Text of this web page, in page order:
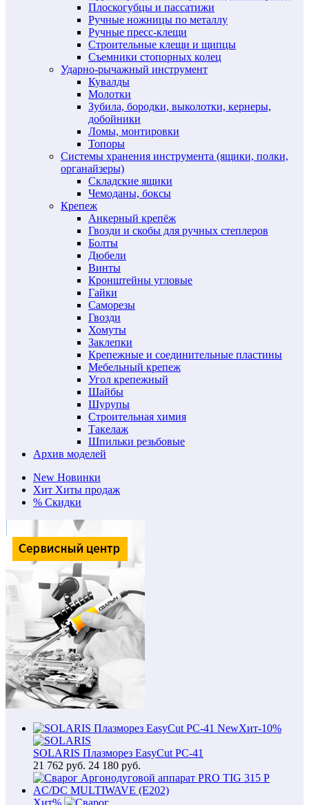
Плоскогубцы и пассатижи
Ручные ножницы по металлу
Ручные пресс-клещи
Строительные клещи и щипцы
Съемники стопорных колец
Ударно-рычажный инструмент
Кувалды
Молотки
Зубила, бородки, выколотки, кернеры,
добойники
Ломы, монтировки
Топоры
Системы хранения инструмента (ящики, полки,
органайзеры)
Складские ящики
Чемоданы, боксы
Крепеж
Анкерный крепёж
Гвозди и скобы для ручных степлеров
Болты
Дюбели
Винты
Кронштейны угловые
Гайки
Саморезы
Гвозди
Хомуты
Заклепки
Крепежные и соединительные пластины
Мебельный крепеж
Угол крепежный
Шайбы
Шурупы
Строительная химия
Такелаж
Шпильки резьбовые
Архив моделей
New Новинки
Хит Хиты продаж
% Скидки
NewХит-10%
SOLARIS Плазморез EasyCut PC-41
21 762 руб. 24 180 руб.
Хит%